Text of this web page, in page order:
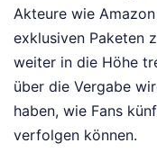
Akteure wie
exklusiven Paketen
weiter in die Höhe
über die Vergabe
haben, wie Fans
verfolgen können.